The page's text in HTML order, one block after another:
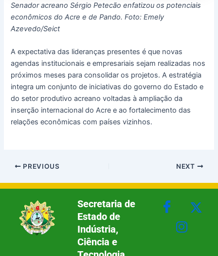
Senador acreano Sérgio Petecão enfatizou os potenciais
econômicos do Acre e de Pando. Foto: Emely
Azevedo/Seict
A expectativa das lideranças presentes é que novas
agendas institucionais e empresariais sejam realizadas nos
próximos meses para consolidar os projetos. A estratégia
integra um conjunto de iniciativas do governo do Estado e
do setor produtivo acreano voltadas à ampliação da
inserção internacional do Acre e ao fortalecimento das
relações econômicas com países vizinhos.
PREVIOUS NEXT
Secretaria de
Estado de
Indústria,
Ciência e